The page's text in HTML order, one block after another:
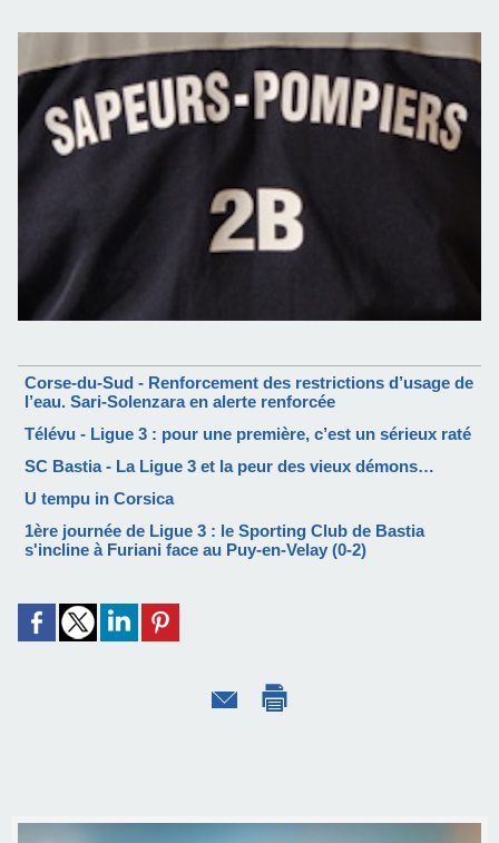
Corse-du-Sud - Renforcement des restrictions d’usage de
l’eau. Sari-Solenzara en alerte renforcée
Télévu - Ligue 3 : pour une première, c’est un sérieux raté
SC Bastia - La Ligue 3 et la peur des vieux démons…
U tempu in Corsica
1ère journée de Ligue 3 : le Sporting Club de Bastia
s'incline à Furiani face au Puy-en-Velay (0-2)